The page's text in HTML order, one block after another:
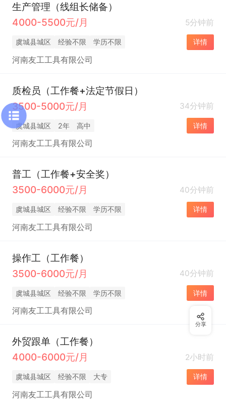
生产管理（线组长储备）
4000-5500元/月
5分钟前
虞城县城区 经验不限 学历不限 详情
河南友工工具有限公司
质检员（工作餐+法定节假日）
3500-5000元/月
34分钟前
虞城县城区 2年 高中 详情
河南友工工具有限公司
普工（工作餐+安全奖）
3500-6000元/月
40分钟前
虞城县城区 经验不限 学历不限 详情
河南友工工具有限公司
操作工（工作餐）
3500-6000元/月
40分钟前
虞城县城区 经验不限 学历不限 详情
河南友工工具有限公司
外贸跟单（工作餐）
4000-6000元/月
2小时前
虞城县城区 经验不限 大专 详情
河南友工工具有限公司
分享